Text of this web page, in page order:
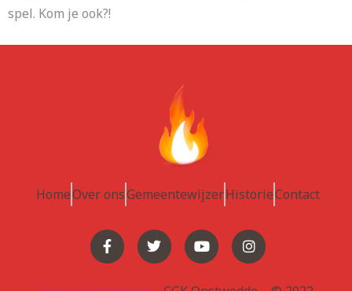
spel. Kom je ook?!
HomeOver onsGemeentewijzerHistorieContact